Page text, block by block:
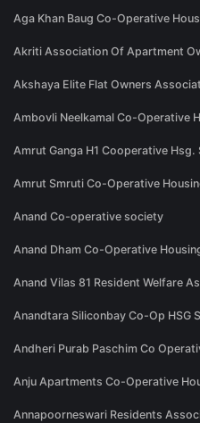
Aga Khan Baug Co-Operative
Akriti Association Of Apartment
Akshaya Elite Flat Owners
Ambovli Neelkamal Co-Operative
Amrut Ganga H1 Cooperative Hsg.
Amrut Smruti Co-Operative
Anand Co-operative society
Anand Dham Co-Operative
Anand Vilas 81 Resident Welfare
Anandtara Siliconbay Co-Op HSG
Andheri Purab Paschim Co
Anju Apartments Co-Operative
Annapoorneswari Residents